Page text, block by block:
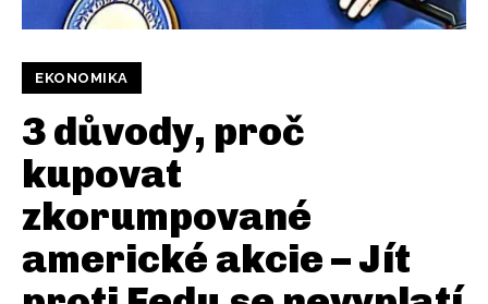
EKONOMIKA
3 důvody, proč
kupovat
zkorumpované
americké akcie – Jít